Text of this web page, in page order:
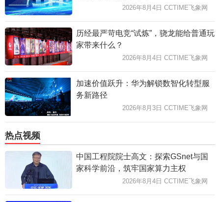
2026年8月4日 CCTIME飞象网
历经最严苛电竞“试炼”，骁龙能给普通玩
家带来什么？
2026年8月4日 CCTIME飞象网
加速价值跃升：华为解锁数智化转型服
务新路径
2026年8月3日 CCTIME飞象网
热点视频
中国工程院院士高文：探索GSnet与国
家科学前沿，筑牢国家算力主权
2026年8月4日 CCTIME飞象网